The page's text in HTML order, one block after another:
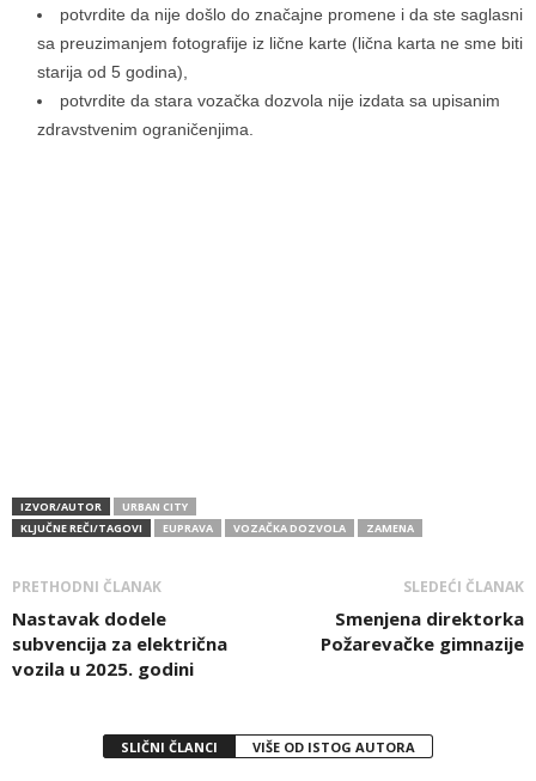
potvrdite da nije došlo do značajne promene i da ste saglasni
sa preuzimanjem fotografije iz lične karte (lična karta ne sme biti
starija od 5 godina),
potvrdite da stara vozačka dozvola nije izdata sa upisanim
zdravstvenim ograničenjima.
IZVOR/AUTOR
URBAN CITY
KLJUČNE REČI/TAGOVI
EUPRAVA VOZAČKA DOZVOLA ZAMENA
PRETHODNI ČLANAK
Nastavak dodele
subvencija za električna
vozila u 2025. godini
SLEDEĆI ČLANAK
Smenjena direktorka
Požarevačke gimnazije
SLIČNI ČLANCI VIŠE OD ISTOG AUTORA